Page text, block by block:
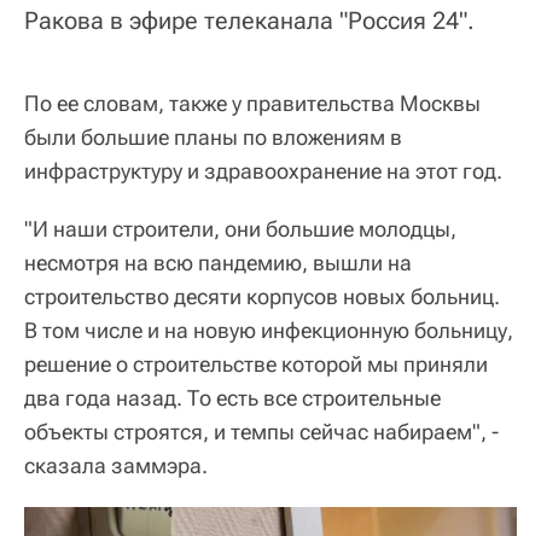
Ракова в эфире телеканала "Россия 24".
По ее словам, также у правительства Москвы
были большие планы по вложениям в
инфраструктуру и здравоохранение на этот год.
"И наши строители, они большие молодцы,
несмотря на всю пандемию, вышли на
строительство десяти корпусов новых больниц.
В том числе и на новую инфекционную больницу,
решение о строительстве которой мы приняли
два года назад. То есть все строительные
объекты строятся, и темпы сейчас набираем", -
сказала заммэра.